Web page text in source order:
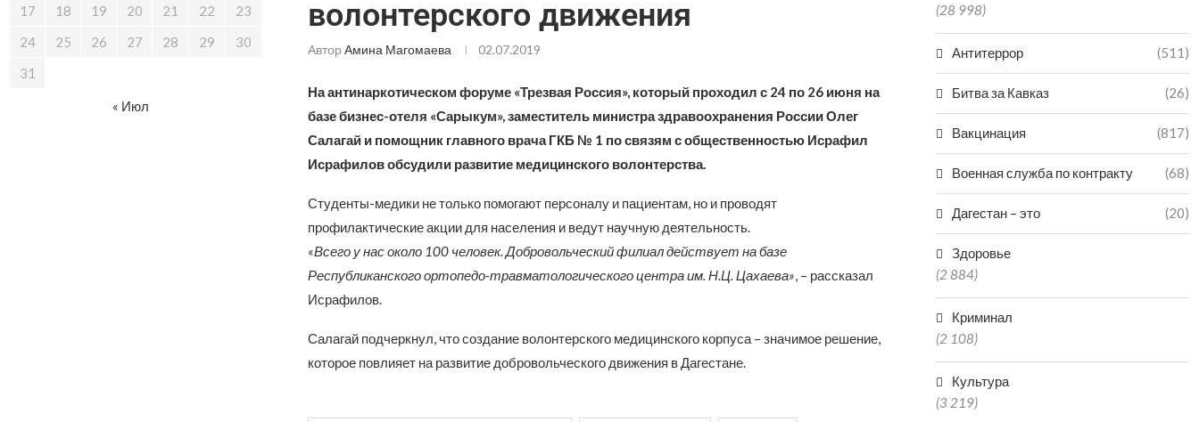
волонтерского движения
Автор Амина Магомаева 02.07.2019
На антинаркотическом форуме «Трезвая Россия», который проходил с 24 по 26 июня на
базе бизнес-отеля «Сарыкум», заместитель министра здравоохранения России Олег
Салагай и помощник главного врача ГКБ № 1 по связям с общественностью Исрафил
Исрафилов обсудили развитие медицинского волонтерства.
Студенты-медики не только помогают персоналу и пациентам, но и проводят
профилактические акции для населения и ведут научную деятельность.
«Всего у нас около 100 человек. Добровольческий филиал действует на базе
Республиканского ортопедо-травматологического центра им. Н.Ц. Цахаева», – рассказал
Исрафилов.
Салагай подчеркнул, что создание волонтерского медицинского корпуса – значимое решение,
которое повлияет на развитие добровольческого движения в Дагестане.
(28 998)
Антитеррор (511)
Битва за Кавказ (26)
Вакцинация (817)
Военная служба по контракту (68)
Дагестан – это (20)
Здоровье
(2 884)
Криминал
(2 108)
Культура
(3 219)
17
18 19 20 21 22
23
24
25 26 27 28 29
30
31
« Июл